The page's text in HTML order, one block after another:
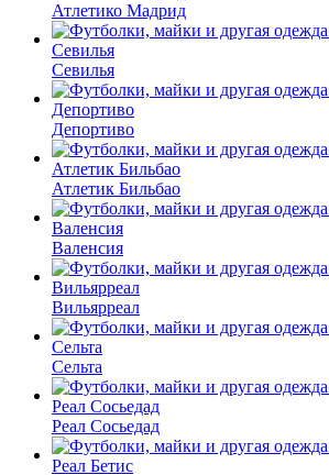
Атлетико Мадрид
Севилья
Депортиво
Атлетик Бильбао
Валенсия
Вильярреал
Сельта
Реал Сосьедад